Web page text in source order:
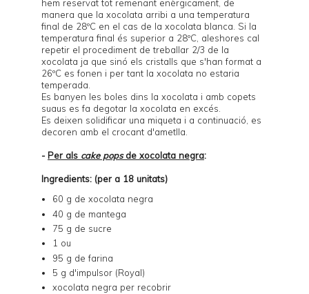
hem reservat tot remenant enèrgicament, de
manera que la xocolata arribi a una temperatura
final de 28ºC en el cas de la xocolata blanca. Si la
temperatura final és superior a 28ºC, aleshores cal
repetir el procediment de treballar 2/3 de la
xocolata ja que sinó els cristalls que s'han format a
26ºC es fonen i per tant la xocolata no estaria
temperada.
Es banyen les boles dins la xocolata i amb copets
suaus es fa degotar la xocolata en excés.
Es deixen solidificar una miqueta i a continuació, es
decoren amb el crocant d'ametlla.
- Per als cake popsde xocolata negra:
Ingredients: (per a 18 unitats)
60 g de xocolata negra
40 g de mantega
75 g de sucre
1 ou
95 g de farina
5 g d'impulsor (Royal)
xocolata negra per recobrir